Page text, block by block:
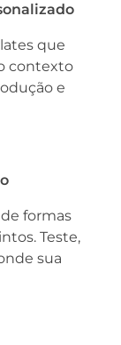
que
contexto
e
formas
Teste,
sua